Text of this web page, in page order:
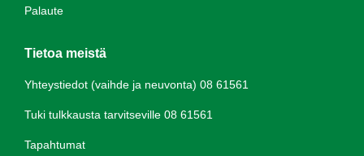
Palaute
Tietoa meistä
Yhteystiedot (vaihde ja neuvonta) 08 61561
Tuki tulkkausta tarvitseville 08 61561
Tapahtumat